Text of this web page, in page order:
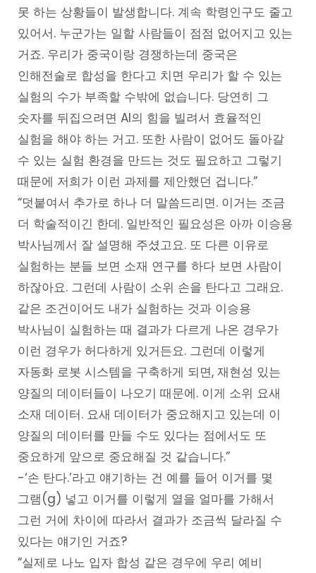
못 하는 상황들이 발생합니다. 계속 학령인구도 줄고
있어서. 누군가는 일할 사람들이 점점 없어지고 있는
거죠. 우리가 중국이랑 경쟁하는데 중국은
인해전술로 합성을 한다고 치면 우리가 할 수 있는
실험의 수가 부족할 수밖에 없습니다. 당연히 그
숫자를 뒤집으려면 AI의 힘을 빌려서 효율적인
실험을 해야 하는 거고. 또한 사람이 없어도 돌아갈
수 있는 실험 환경을 만드는 것도 필요하고 그렇기
때문에 저희가 이런 과제를 제안했던 겁니다.”
“덧붙여서 추가로 하나 더 말씀드리면. 이거는 조금
더 학술적이긴 한데. 일반적인 필요성은 아까 이승용
박사님께서 잘 설명해 주셨고요. 또 다른 이유로
실험하는 분들 보면 소재 연구를 하다 보면 사람이
하잖아요. 그런데 사람이 소위 손을 탄다고 그래요.
같은 조건이어도 내가 실험하는 것과 이승용
박사님이 실험하는 때 결과가 다르게 나온 경우가
이런 경우가 허다하게 있거든요. 그런데 이렇게
자동화 로봇 시스템을 구축하게 되면, 재현성 있는
양질의 데이터들이 나오기 때문에. 이게 소위 요새
소재 데이터. 요새 데이터가 중요해지고 있는데 이
양질의 데이터를 만들 수도 있다는 점에서도 또
중요하게 앞으로 중요해질 것 같습니다.”
-‘손 탄다.’라고 얘기하는 건 예를 들어 이거를 몇
그램(g) 넣고 이거를 이렇게 열을 얼마를 가해서
그런 거에 차이에 따라서 결과가 조금씩 달라질 수
있다는 얘기인 거죠?
“실제로 나노 입자 합성 같은 경우에 우리 예비